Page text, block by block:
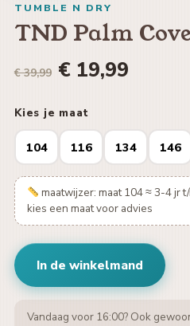
TUMBLE N DRY
TND Palm
€ 39,99 € 19,99
Kies je maat
104 116 134 146
maatwijzer: maat 104 ≈ 3-4 jr
kies een maat voor advies
In de winkelmand
Vandaag voor 16:00? Ook